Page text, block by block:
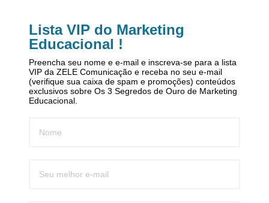
Lista VIP do Marketing
Educacional !
Preencha seu nome e e-mail e inscreva-se para a lista
VIP da ZELE Comunicação e receba no seu e-mail
(verifique sua caixa de spam e promoções) conteúdos
exclusivos sobre Os 3 Segredos de Ouro de Marketing
Educacional.